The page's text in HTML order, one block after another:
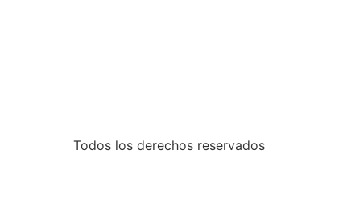
Todos los derechos reservados